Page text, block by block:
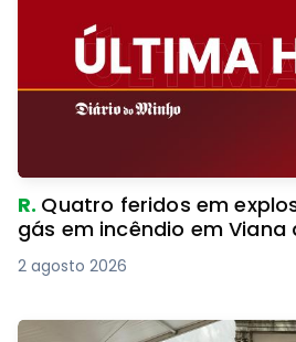
R. Quatro feridos em
gás em incêndio em Viana
2 agosto 2026